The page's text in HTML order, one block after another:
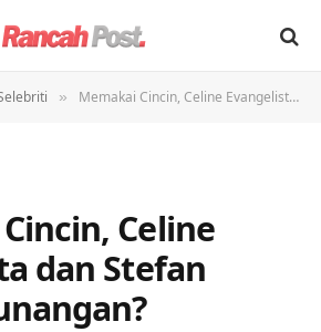
» Memakai Cincin, Celine Evangelista dan Stefan William Tunangan?
Celine
dan Stefan